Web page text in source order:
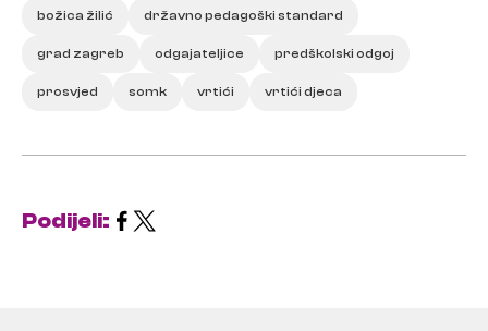
božica žilić državno pedagoški standard
grad zagreb odgajateljice predškolski odgoj
prosvjed somk vrtići vrtići djeca
Podijeli: